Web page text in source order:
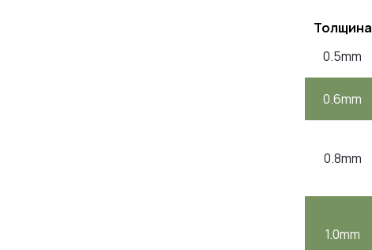
Толщина
0.5mm
0.6mm
0.8mm
1.0mm